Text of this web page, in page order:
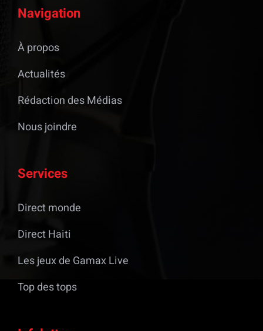
Navigation
À propos
Actualités
Rédaction des Médias
Nous joindre
Services
Direct monde
Direct Haiti
Les jeux de Gamax Live
Top des tops